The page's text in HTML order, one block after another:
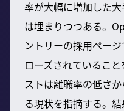
率が大幅に増加した
は埋まりつつある。
ントリーの採用ペー
ローズされているこ
ストは離職率の低さ
る現状を指摘する。